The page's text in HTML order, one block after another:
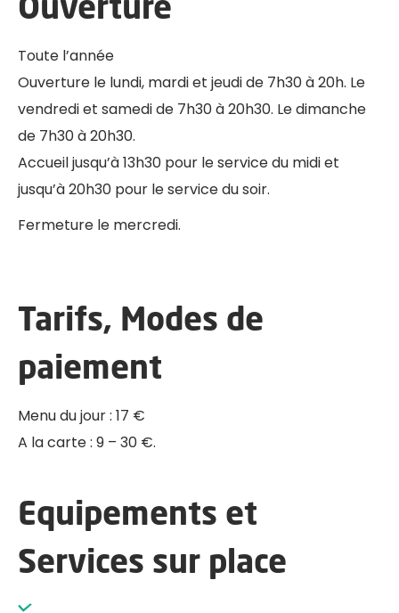
Ouverture
Toute l’année
Ouverture le lundi, mardi et jeudi de 7h30 à 20h. Le
vendredi et samedi de 7h30 à 20h30. Le dimanche
de 7h30 à 20h30.
Accueil jusqu’à 13h30 pour le service du midi et
jusqu’à 20h30 pour le service du soir.
Fermeture le mercredi.
Tarifs, Modes de
paiement
Menu du jour : 17 €
A la carte : 9 – 30 €.
Equipements et
Services sur place